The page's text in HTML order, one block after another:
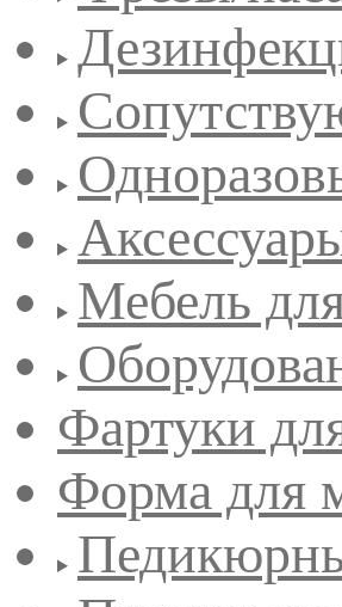
Мебель
Фартуки
Форма для